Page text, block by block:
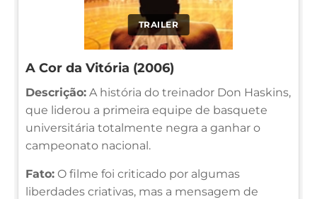
TRAILER
A Cor da Vitória (2006)
Descrição: A história do treinador Don Haskins,
que liderou a primeira equipe de basquete
universitária totalmente negra a ganhar o
campeonato nacional.
Fato: O filme foi criticado por algumas
liberdades criativas, mas a mensagem de